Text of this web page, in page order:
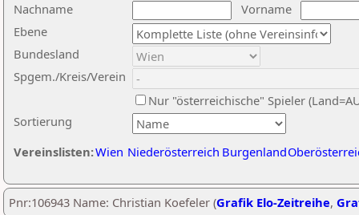
Nachname
Vorname
Ebene
Sortierung
Bundesland
Spgem./Kreis/Verein
Nur "österreichische" Spieler
Vereinslisten:Wien Niederösterreich Burgenland
Pnr:106943 Name: Christian Koefeler (Grafik Elo-Zeitreihe,